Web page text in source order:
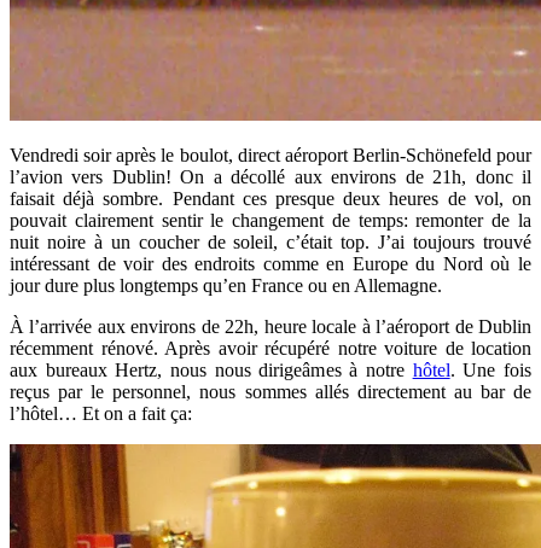
Vendredi soir après le boulot, direct aéroport Berlin-Schönefeld pour
l’avion vers Dublin! On a décollé aux environs de 21h, donc il
faisait déjà sombre. Pendant ces presque deux heures de vol, on
pouvait clairement sentir le changement de temps: remonter de la
nuit noire à un coucher de soleil, c’était top. J’ai toujours trouvé
intéressant de voir des endroits comme en Europe du Nord où le
jour dure plus longtemps qu’en France ou en Allemagne.
À l’arrivée aux environs de 22h, heure locale à l’aéroport de Dublin
récemment rénové. Après avoir récupéré notre voiture de location
aux bureaux Hertz, nous nous dirigeâmes à notre hôtel. Une fois
reçus par le personnel, nous sommes allés directement au bar de
l’hôtel… Et on a fait ça: